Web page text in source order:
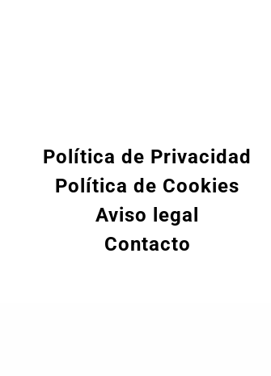
Política de Privacidad
Política de Cookies
Aviso legal
Contacto